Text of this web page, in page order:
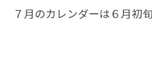
７月のカレンダーは６月初